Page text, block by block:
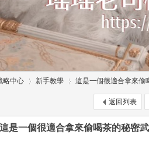
略中心 新手教學
›
這是一個很適合拿來偷
返回列表
這是一個很適合拿來偷喝茶的秘密